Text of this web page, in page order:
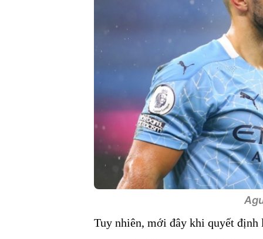
Tuy nhiên, mới đây khi quyết